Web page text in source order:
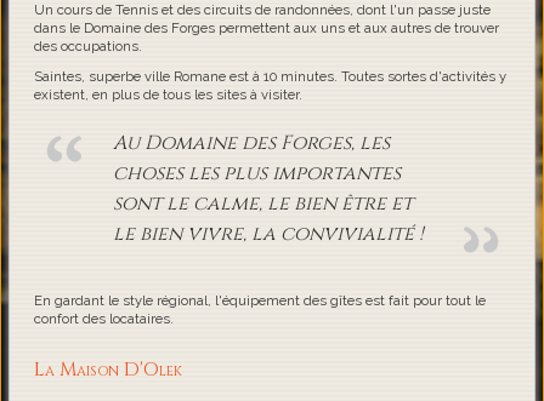
Un cours de Tennis et des circuits de randonnées, dont l'un passe juste
dans le Domaine des Forges permettent aux uns et aux autres de trouver
des occupations.
Saintes, superbe ville Romane est à 10 minutes. Toutes sortes d'activités y
existent, en plus de tous les sites à visiter.
Au Domaine des Forges, les
choses les plus importantes
sont le calme, le bien être et
le bien vivre, la convivialité !
En gardant le style régional, l'équipement des gîtes est fait pour tout le
confort des locataires.
La Maison D'Olek